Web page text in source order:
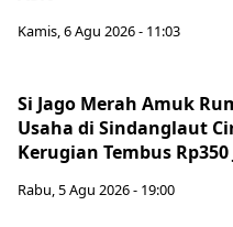
Kamis, 6 Agu 2026 - 11:03
Si Jago Merah Amuk
Usaha di Sindanglaut
Kerugian Tembus Rp350
Rabu, 5 Agu 2026 - 19:00